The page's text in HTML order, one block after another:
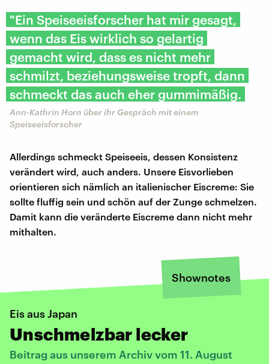
"Ein Speiseeisforscher hat mir gesagt,
wenn das Eis wirklich so gelartig
gemacht wird, dass es nicht mehr
schmilzt, beziehungsweise tropft, dann
schmeckt das auch eher gummimäßig.
Ann-Kathrin Horn über ihr Gespräch mit einem
Speiseeisforscher
Allerdings schmeckt Speiseeis, dessen Konsistenz
verändert wird, auch anders. Unsere Eisvorlieben
orientieren sich nämlich an italienischer Eiscreme: Sie
sollte fluffig sein und schön auf der Zunge schmelzen.
Damit kann die veränderte Eiscreme dann nicht mehr
mithalten.
Shownotes
Eis aus Japan
Unschmelzbar lecker
Beitrag aus unserem Archiv vom 11. August